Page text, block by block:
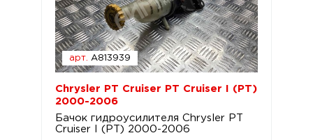
арт. A813939
Chrysler PT Cruiser PT Cruiser I (PT)
2000-2006
Бачок гидроусилителя Chrysler PT
Cruiser I (PT) 2000-2006